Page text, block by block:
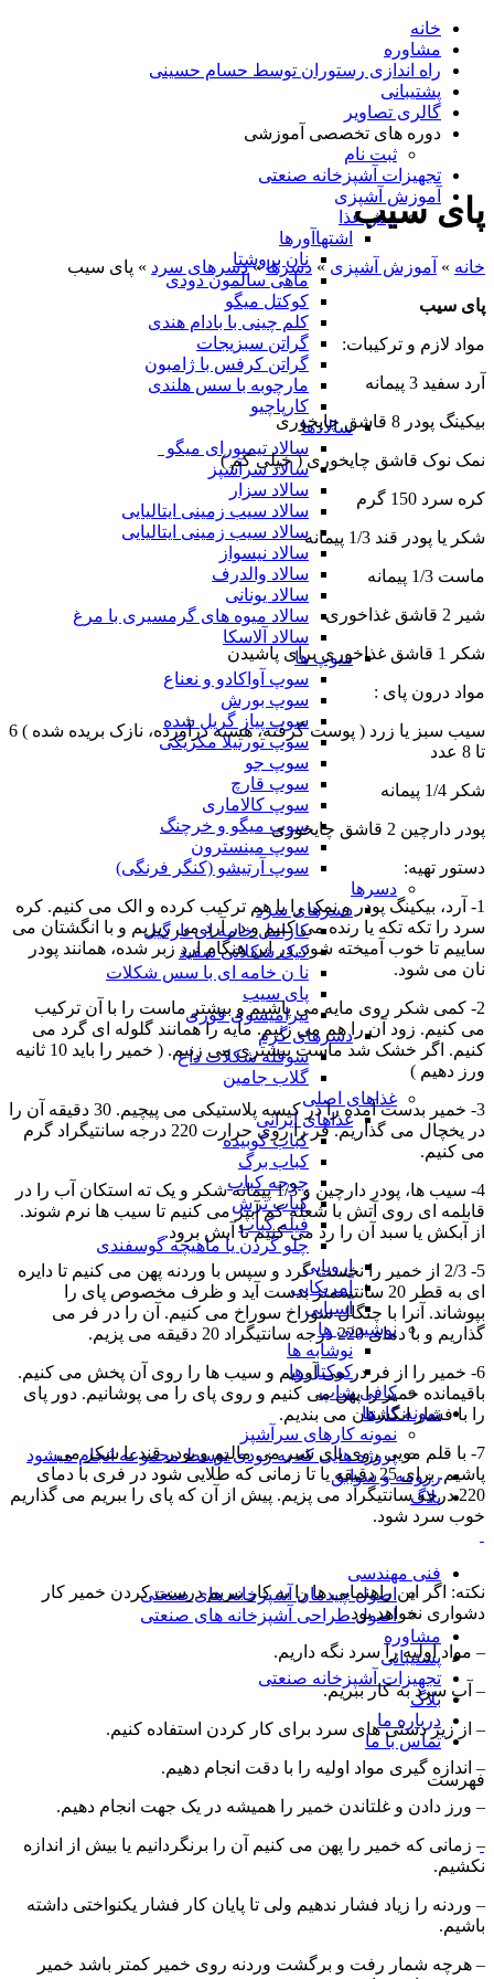
خانه
مشاوره
راه اندازی رستوران توسط حسام حسینی
پشتیبانی
گالری تصاویر
دوره های تخصصی آموزشی
ثبت نام
تجهیزات آشپزخانه صنعتی
آموزش آشپزی
پیش غذا
اشتهاآورها
نان بروشتا
ماهی سالمون دودی
کوکتل میگو
کلم چینی با بادام هندی
گراتن سبزیجات
گراتن کرفس با ژامبون
مارچوبه با سس هلندی
کارپاچیو
سالادها
سالاد تیمپورای میگو
سالاد سرآشپز
سالاد سزار
سالاد سیب زمینی ایتالیایی
سالاد سیب زمینی ایتالیایی
سالاد نیسواز
سالاد والدرف
سالاد یونانی
سالاد میوه های گرمسیری با مرغ
سالاد آلاسکا
سوپ ها
سوپ آواکادو و نعناع
سوپ بورش
سوپ پیاز گریل شده
سوپ تورتیلا مکزیکی
سوپ جو
سوپ قارچ
سوپ کالاماری
سوپ میگو و خرچنگ
سوپ مینسترون
سوپ آرتیشو (کنگر فرنگی)
دسرها
دسرهای سرد
کارامل خامه ای نارگیل
کیک شکلاتی سفید
نا ن خامه ای با سس شکلات
پای سیب
تیرامیسوی فوری
دسرهای گرم
سوفله شکلات داغ
گلاب جامین
غذاهای اصلی
غذاهای ایرانی
کباب کوبیده
کباب برگ
جوجه کباب
کباب ترش
فیله کباب
چلو گردن یا ماهیچه گوسفندی
اروپایی
آمریکایی
آسیایی
نوشیدنی ها
نوشابه ها
کوکتل ها
کافی شاپ
نمونه کارها
نمونه کارهای سرآشپز
پروژه هایی که به زودی توسط مجموعه انجام میشود
رزومه و سوابق
بلاگ
فنی مهندسی
اصول چیدمان آشپزخانه های صنعتی
اصول طراحی آشپزخانه های صنعتی
مشاوره
پشتیبانی
تجهیزات آشپزخانه صنعتی
بلاگ
درباره ما
تماس با ما
فهرست
پای سیب
خانه » آموزش آشپزی » دسرها»دسرهای سرد » پای سیب
پای سیب
مواد لازم و ترکیبات:
آرد سفید 3 پیمانه
بیکینگ پودر 8 قاشق چایخوری
نمک نوک قاشق چایخوری ( خیلی کم )
کره سرد 150 گرم
شکر یا پودر قند 1/3 پیمانه
ماست 1/3 پیمانه
شیر 2 قاشق غذاخوری
شکر 1 قاشق غذاخوری برای پاشیدن
مواد درون پای :
سیب سبز یا زرد ( پوست گرفته، هسته درآورده، نازک بریده شده ) 6
تا 8 عدد
شکر 1/4 پیمانه
پودر دارچین 2 قاشق چایخوری
دستور تهیه:
1- آرد، بیکینگ پودر و نمک را با هم ترکیب کرده و الک می کنیم. کره
سرد را تکه تکه یا رنده می کنیم و در آرد می ریزیم و با انگشتان می
ساییم تا خوب آمیخته شود. در این هنگام آرد زبر شده، همانند پودر
نان می شود.
2- کمی شکر روی مایه می پاشیم و بیشتر ماست را با آن ترکیب
می کنیم. زود آن را هم می زنیم. مایه را همانند گلوله ای گرد می
کنیم. اگر خشک شد ماست بیشتری می زنیم. ( خمیر را باید 10 ثانیه
ورز دهیم )
3- خمیر بدست آمده را در کیسه پلاستیکی می پیچیم. 30 دقیقه آن را
در یخچال می گذاریم. فر را روی حرارت 220 درجه سانتیگراد گرم
می کنیم.
4- سیب ها، پودر دارچین و 1/3 پیمانه شکر و یک ته استکان آب را در
قابلمه ای روی آتش با شعله کم آبپز می کنیم تا سیب ها نرم شوند.
از آبکش یا سبد آن را رد می کنیم تا آبش برود.
5- 2/3 از خمیر را نخست گرد و سپس با وردنه پهن می کنیم تا دایره
ای به قطر 20 سانتسمتر بدست آید و ظرف مخصوص پای را
بپوشاند. آنرا با چنگال سوراخ سوراخ می کنیم. آن را در فر می
گذاریم و با دمای 220 درجه سانتیگراد 20 دقیقه می پزیم.
6- خمیر را از فر در می آوریم و سیب ها را روی آن پخش می کنیم.
باقیمانده خمیر را پهن می کنیم و روی پای را می پوشانیم. دور پای
را با فشار انگشتان می بندیم.
7- با قلم مویی روی پای شیر می مالیم و پودر قند یا شکر می
پاشیم. برای 25 دقیقه یا تا زمانی که طلایی شود در فری با دمای
220 درجه سانتیگراد می پزیم. پیش از آن که پای را ببریم می گذاریم
خوب سرد شود.
نکته: اگر این راهنمایی ها را به کار ببریم درست کردن خمیر کار
دشواری نخواهد بود.
– مواد اولیه را سرد نگه داریم.
– آب سرد به کار ببریم.
– از زیر دستی های سرد برای کار کردن استفاده کنیم.
– اندازه گیری مواد اولیه را با دقت انجام دهیم.
– ورز دادن و غلتاندن خمیر را همیشه در یک جهت انجام دهیم.
– زمانی که خمیر را پهن می کنیم آن را برنگردانیم یا بیش از اندازه
نکشیم.
– وردنه را زیاد فشار ندهیم ولی تا پایان کار فشار یکنواختی داشته
باشیم.
– هرچه شمار رفت و برگشت وردنه روی خمیر کمتر باشد خمیر